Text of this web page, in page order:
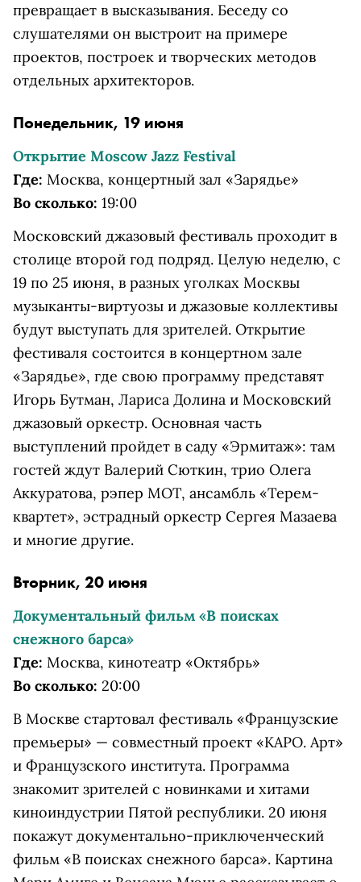
превращает в высказывания. Беседу со
слушателями он выстроит на примере
проектов, построек и творческих методов
отдельных архитекторов.
Понедельник, 19 июня
Открытие Moscow Jazz Festival
Где: Москва, концертный зал «Зарядье»
Во сколько: 19:00
Московский джазовый фестиваль проходит в
столице второй год подряд. Целую неделю, с
19 по 25 июня, в разных уголках Москвы
музыканты-виртуозы и джазовые коллективы
будут выступать для зрителей. Открытие
фестиваля состоится в концертном зале
«Зарядье», где свою программу представят
Игорь Бутман, Лариса Долина и Московский
джазовый оркестр. Основная часть
выступлений пройдет в саду «Эрмитаж»: там
гостей ждут Валерий Сюткин, трио Олега
Аккуратова, рэпер МОТ, ансамбль «Терем-
квартет», эстрадный оркестр Сергея Мазаева
и многие другие.
Вторник, 20 июня
Документальный фильм «В поисках
снежного барса»
Где: Москва, кинотеатр «Октябрь»
Во сколько: 20:00
В Москве стартовал фестиваль «Французские
премьеры» — совместный проект «КАРО. Арт»
и Французского института. Программа
знакомит зрителей с новинками и хитами
киноиндустрии Пятой республики. 20 июня
покажут документально-приключенческий
фильм «В поисках снежного барса». Картина